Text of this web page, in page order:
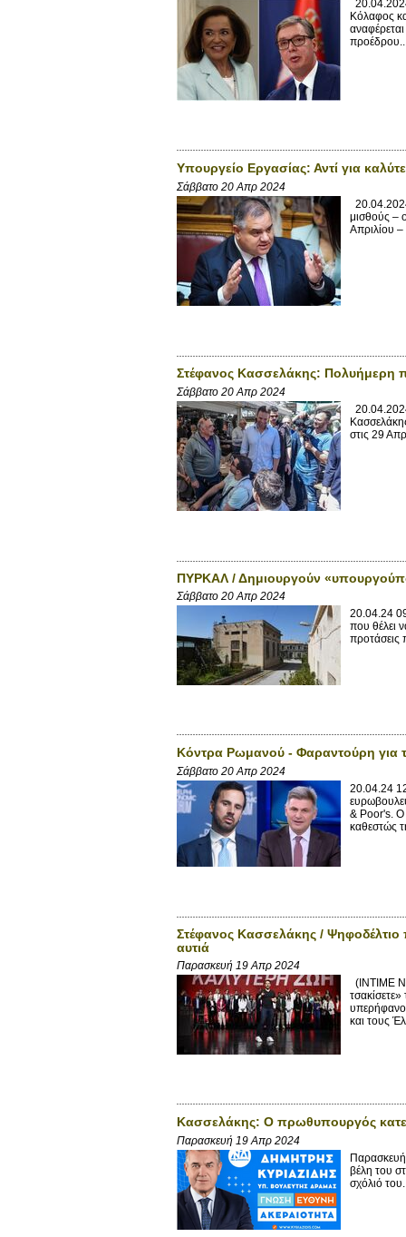
Κόλαφος
Υπουργείο Εργασίας: Αντί για
Σάββατο 20 Απρ 2024
μισθούς –
Απριλίου –
Στέφανος Κασσελάκης: Πολυήμερη
Σάββατο 20 Απρ 2024
στις 29
ΠΥΡΚΑΛ / Δημιουργούν
Σάββατο 20 Απρ 2024
20.04.24
που θέλει
προτάσεις
Κόντρα Ρωμανού - Φαραντούρη για
Σάββατο 20 Απρ 2024
20.04.24
& Poor's. Ο
καθεστώς
Στέφανος Κασσελάκης / Ψηφοδέλτιο
αυτιά
Παρασκευή 19 Απρ 2024
(INTIME
και τους
Κασσελάκης: Ο πρωθυπουργός
Παρασκευή 19 Απρ 2024
βέλη του
σχόλιό